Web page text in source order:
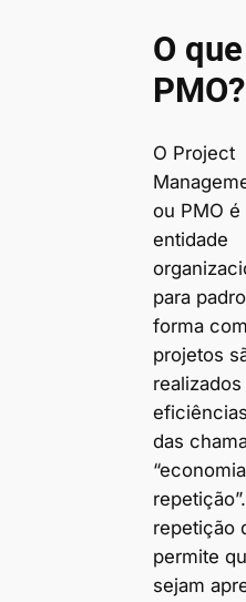
O
PMO?
O Project
ou PMO é
entidade
para
forma
projetos
das
repetição
permite
sejam